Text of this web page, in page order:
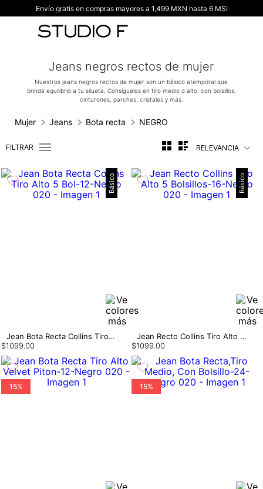
Envío gratis en compras mayores a 1,499 MXN hasta 6 MSI
Jeans negros rectos de mujer
Nuestros jeans negros rectos de mujer son un básico atemporal que
brinda equilibrio a tu silueta. Consíguelos en tiro medio o alto, con bolsillos,
cinturones, parches, cristales y más.
Mujer Jeans Bota recta NEGRO
FILTRAR RELEVANCIA
Básico
Jean Bota Recta Collins Tiro Alto 5 Bol
$1099.00
Básico
Jean Recto Collins Tiro Alto 5 Bolsillos
$1099.00
15% 15%
TÉRMINOS MÁS BUSCADOS
vestidos
pantalon
tiro alto
body studio f
8.
short
botas